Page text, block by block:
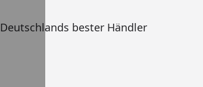
Deutschlands bester Händler